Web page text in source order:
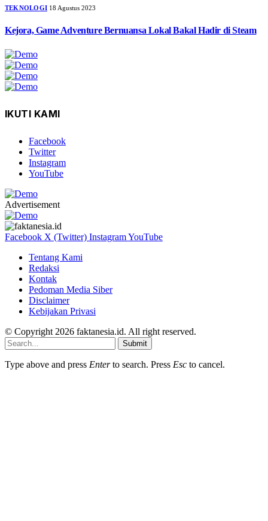
TEKNOLOGI 18 Agustus 2023
Kejora, Game Adventure Bernuansa Lokal Bakal Hadir di Steam
IKUTI KAMI
Facebook
Twitter
Instagram
YouTube
Advertisement
Facebook X (Twitter) InstagramYouTube
Tentang Kami
Redaksi
Kontak
Pedoman Media Siber
Disclaimer
Kebijakan Privasi
© Copyright 2026 faktanesia.id. All right reserved.
Submit
Type above and press Enterto search. Press Esc to cancel.